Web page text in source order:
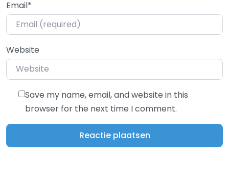
Email*
Website
Save my name, email, and website in this
browser for the next time I comment.